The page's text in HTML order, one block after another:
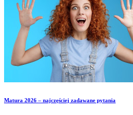
Matura 2026 – najczęściej zadawane pytania